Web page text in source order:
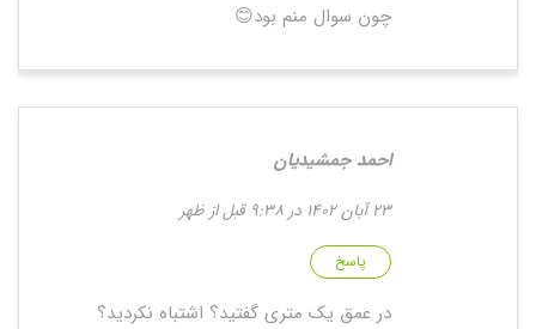
چون سوال منم بود😊
احمد جمشیدیان
23 آبان 1402 در 9:38 قبل از ظهر
پاسخ
در عمق یک متری گفتید؟ اشتباه نکردید؟